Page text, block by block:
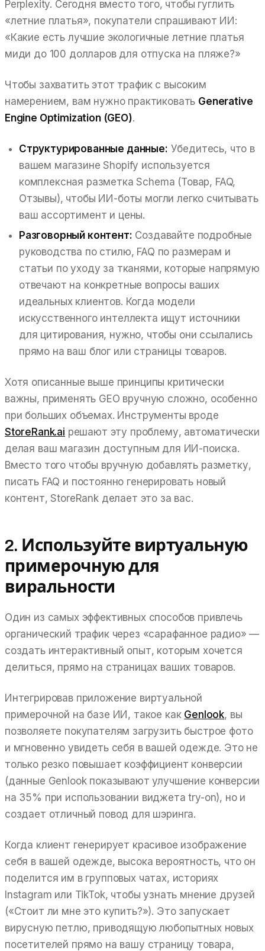
Perplexity. Сегодня вместо того, чтобы гуглить
«летние платья», покупатели спрашивают ИИ:
«Какие есть лучшие экологичные летние платья
миди до 100 долларов для отпуска на пляже?»
Чтобы захватить этот трафик с высоким
намерением, вам нужно практиковать Generative
Engine Optimization (GEO).
Структурированные данные: Убедитесь, что в
вашем магазине Shopify используется
комплексная разметка Schema (Товар, FAQ,
Отзывы), чтобы ИИ-боты могли легко считывать
ваш ассортимент и цены.
Разговорный контент: Создавайте подробные
руководства по стилю, FAQ по размерам и
статьи по уходу за тканями, которые напрямую
отвечают на конкретные вопросы ваших
идеальных клиентов. Когда модели
искусственного интеллекта ищут источники
для цитирования, нужно, чтобы они ссылались
прямо на ваш блог или страницы товаров.
Хотя описанные выше принципы критически
важны, применять GEO вручную сложно, особенно
при больших объемах. Инструменты вроде
StoreRank.ai решают эту проблему, автоматически
делая ваш магазин доступным для ИИ-поиска.
Вместо того чтобы вручную добавлять разметку,
писать FAQ и постоянно генерировать новый
контент, StoreRank делает это за вас.
2. Используйте виртуальную
примерочную для
виральности
Один из самых эффективных способов привлечь
органический трафик через «сарафанное радио» —
создать интерактивный опыт, которым хочется
делиться, прямо на страницах ваших товаров.
Интегрировав приложение виртуальной
примерочной на базе ИИ, такое как Genlook, вы
позволяете покупателям загрузить быстрое фото
и мгновенно увидеть себя в вашей одежде. Это не
только резко повышает коэффициент конверсии
(данные Genlook показывают улучшение конверсии
на 35% при использовании виджета try-on), но и
создает отличный повод для шэринга.
Когда клиент генерирует красивое изображение
себя в вашей одежде, высока вероятность, что он
поделится им в групповых чатах, историях
Instagram или TikTok, чтобы узнать мнение друзей
(«Стоит ли мне это купить?»). Это запускает
вирусную петлю, приводящую любопытных новых
посетителей прямо на вашу страницу товара,